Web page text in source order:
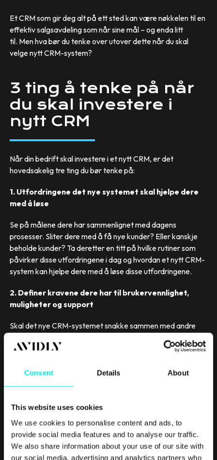
Consent Details About
This website uses cookies
We use cookies to personalise content and ads, to
provide social media features and to analyse our traffic.
We also share information about your use of our site with
our social media, advertising and analytics partners who
Et CRM som gir deg alt på ett sted kan være nøkkelen til en
effektiv salgsavdeling som når sine mål – og enda litt
til. Men hva bør du tenke over utover dette når du skal
velge nytt CRM-system?
3 ting å tenke på når
du skal investere i
nytt CRM
Når din bedrift skal investere i et nytt CRM, er det
hovedsakelig tre ting du bør tenke på:
1. Utfordringene det nye systemet skal hjelpe dere
med å løse
Se på målene dere har sammenlignet med dagens
prosesser. Sliter dere med å få nye kunder? Eller kanskje
beholde kunder? Ta deretter en titt på hvilke rutiner som
påvirker disse utfordringene i dag og hvordan et nytt CRM-
system kan hjelpe dere med å løse disse utfordringene.
2. Definer kravene dere har til brukervennlighet,
muligheter og support
Skal det nye CRM-systemet snakke sammen med andre
(content management system) – eller kanskje dagens
Er dere på utkikk etter et CRM med mange muligheter, og
Hvor enkelt må det være å bruke? Snakk med de som skal
bruke systemet og definer de viktigste kravene dere har.
3. Sammenlign ulike systemer basert på behovene
det skal løse – ikke hvor mange funksjoner hvert